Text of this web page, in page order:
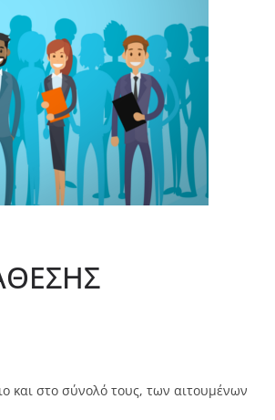
και στο σύνολό τους, των αιτουμένων